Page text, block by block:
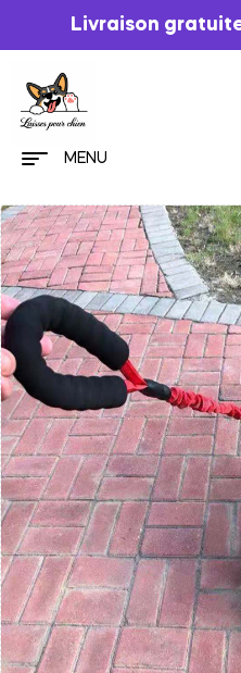
Livraison
MENU